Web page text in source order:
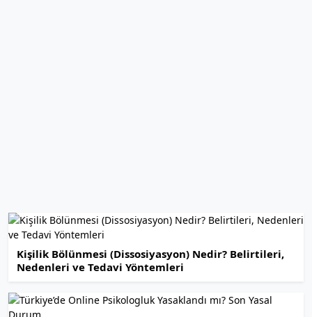
Kişilik Bölünmesi (Dissosiyasyon) Nedir? Belirtileri,
Nedenleri ve Tedavi Yöntemleri